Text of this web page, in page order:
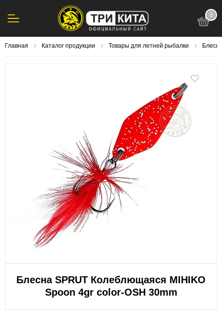
0
Главная Каталог продукции Товары для летней рыбалки
Блесна SPRUT Колеблющаяся MIHIKO
Spoon 4gr color-OSH 30mm